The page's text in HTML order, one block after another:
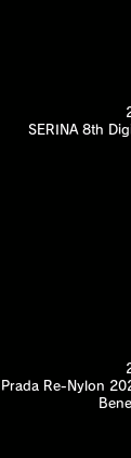
SERINA 8th
Prada Re-Nylon